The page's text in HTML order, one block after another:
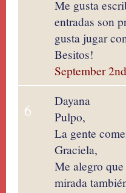
Me gusta
entradas son
gusta jugar
Besitos!
September
6
Dayana
Pulpo,
La gente
Graciela,
Me alegro
mirada